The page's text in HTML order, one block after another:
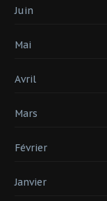
Juin
Mai
Avril
Mars
Février
Janvier